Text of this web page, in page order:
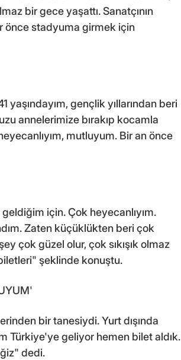
bir gece yaşattı. Sanatçının
önce stadyuma girmek için
yaşındayım, gençlik yıllarından beri
annelerimize bırakıp kocamla
mutluyum. Bir an önce
için. Çok heyecanlıyım.
Zaten küçüklükten beri çok
çok güzel olur, çok sıkışık olmaz
şeklinde konuştu.
bir tanesiydi. Yurt dışında
Türkiye'ye geliyor hemen bilet aldık.
dedi.